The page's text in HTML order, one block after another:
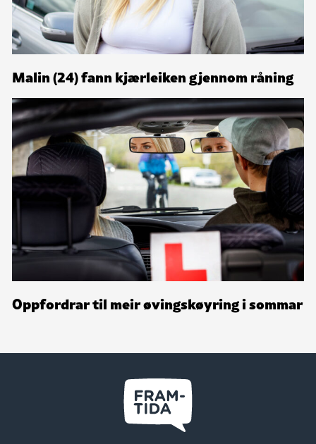
Malin (24) fann kjærleiken gjennom råning
Oppfordrar til meir øvingskøyring i sommar